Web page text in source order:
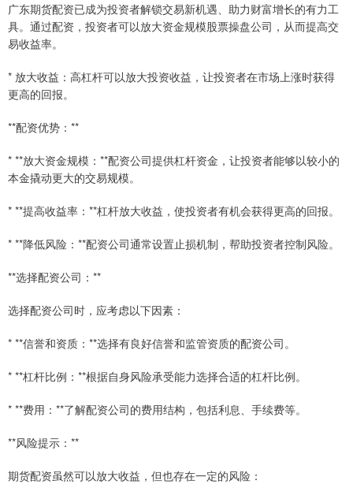
广东期货配资已成为投资者解锁交易新机遇、助力财富增长的有力工
具。通过配资，投资者可以放大资金规模股票操盘公司，从而提高交
易收益率。
* 放大收益：高杠杆可以放大投资收益，让投资者在市场上涨时获得
更高的回报。
**配资优势：**
* **放大资金规模：**配资公司提供杠杆资金，让投资者能够以较小的
本金撬动更大的交易规模。
* **提高收益率：**杠杆放大收益，使投资者有机会获得更高的回报。
* **降低风险：**配资公司通常设置止损机制，帮助投资者控制风险。
**选择配资公司：**
选择配资公司时，应考虑以下因素：
* **信誉和资质：**选择有良好信誉和监管资质的配资公司。
* **杠杆比例：**根据自身风险承受能力选择合适的杠杆比例。
* **费用：**了解配资公司的费用结构，包括利息、手续费等。
**风险提示：**
期货配资虽然可以放大收益，但也存在一定的风险：